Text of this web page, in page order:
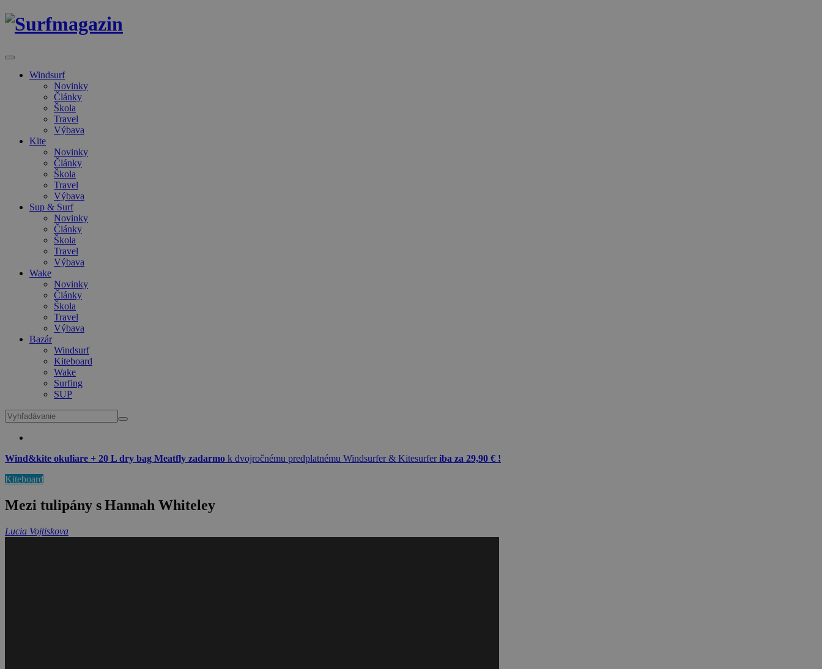
Windsurf
Novinky
Články
Škola
Travel
Výbava
Kite
Novinky
Články
Škola
Travel
Výbava
Sup & Surf
Novinky
Články
Škola
Travel
Výbava
Wake
Novinky
Články
Škola
Travel
Výbava
Bazár
Windsurf
Kiteboard
Wake
Surfing
SUP
Wind&kite okuliare + 20 L dry bag Meatfly zadarmo k dvojročnému predplatnému Windsurfer & Kitesurferiba za 29,90 € !
Kiteboard
Mezi tulipány s Hannah Whiteley
Lucia Vojtiskova